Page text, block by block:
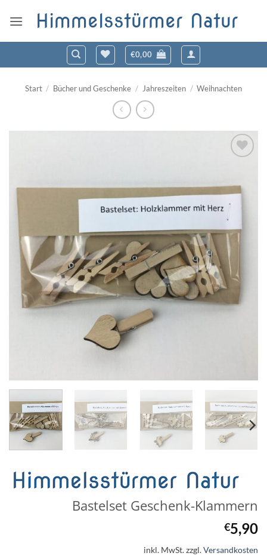
Inhalt
Himmelsstürmer Natur
€0,00
Start / Bücher und Geschenke / Jahreszeiten / Weihnachten
hinzufügen
Bastelset Geschenk-Klammern
€5,90
inkl. MwSt.zzgl.Versandkosten